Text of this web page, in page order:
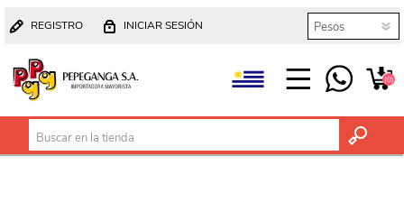
REGISTRO INICIAR SESIÓN
(0)